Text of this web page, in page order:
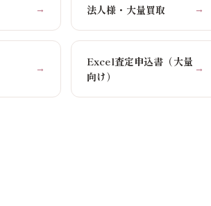
→ 法人様・大量買取 →
→
Excel査定申込書（大量
向け）
→